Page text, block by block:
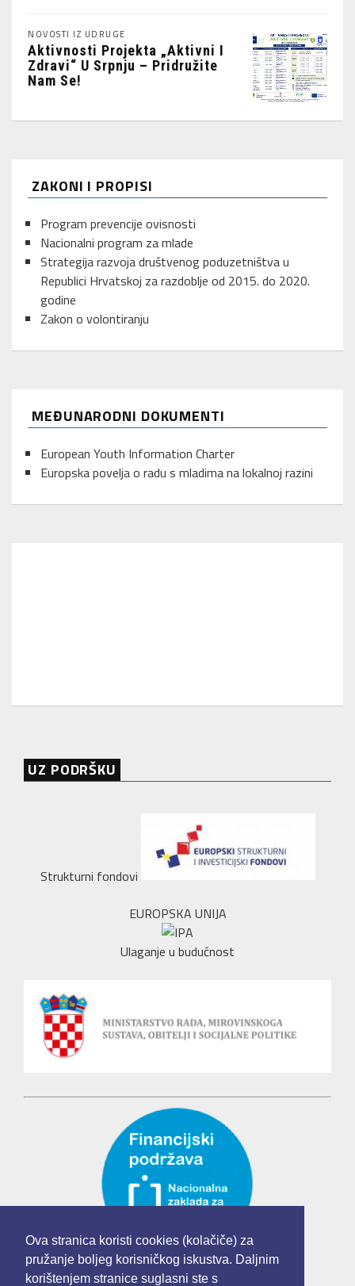
Ova stranica koristi cookies (kolačiče) za
pružanje boljeg korisničkog iskustva. Daljnim
korištenjem stranice suglasni ste s
NOVOSTI IZ UDRUGE
Aktivnosti Projekta „Aktivni I
Zdravi“ U Srpnju – Pridružite
Nam Se!
ZAKONI I PROPISI
Program prevencije ovisnosti
Nacionalni program za mlade
Strategija razvoja društvenog poduzetništva u
Republici Hrvatskoj za razdoblje od 2015. do 2020.
godine
Zakon o volontiranju
MEĐUNARODNI DOKUMENTI
European Youth Information Charter
Europska povelja o radu s mladima na lokalnoj razini
UZ PODRŠKU
Strukturni fondovi
EUROPSKA UNIJA
Ulaganje u budućnost